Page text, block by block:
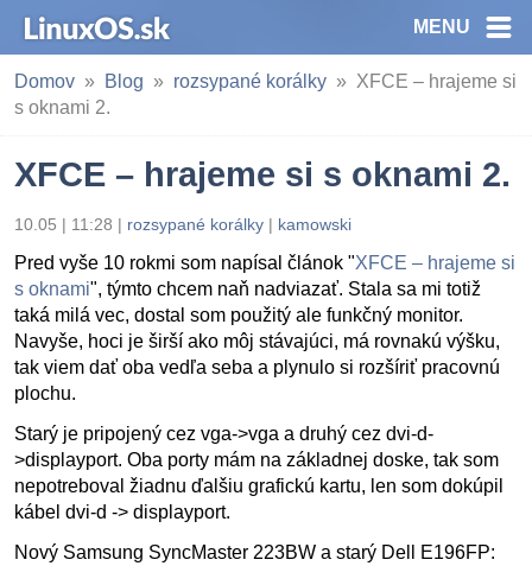
MENU
Domov Blog rozsypané korálky
XFCE – hrajeme si
s oknami 2.
XFCE – hrajeme si s oknami 2.
10.05 | 11:28 | rozsypané korálky | kamowski
Pred vyše 10 rokmi som napísal článok "XFCE – hrajeme si
s oknami", týmto chcem naň nadviazať. Stala sa mi totiž
taká milá vec, dostal som použitý ale funkčný monitor.
Navyše, hoci je širší ako môj stávajúci, má rovnakú výšku,
tak viem dať oba vedľa seba a plynulo si rozšíriť pracovnú
plochu.
Starý je pripojený cez vga->vga a druhý cez dvi-d-
>displayport. Oba porty mám na základnej doske, tak som
nepotreboval žiadnu ďalšiu grafickú kartu, len som dokúpil
kábel dvi-d -> displayport.
Nový Samsung SyncMaster 223BW a starý Dell E196FP: